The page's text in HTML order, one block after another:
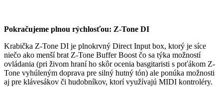
Pokračujeme plnou rýchlosťou: Z-Tone DI
Krabička Z-Tone DI je plnokrvný Direct Input box, ktorý je síce
niečo ako menší brat Z-Tone Buffer Boost čo sa týka možností
ovládania (pri živom hraní ho skôr ocenia basgitaristi s poťákom Z-
Tone vyhúleným doprava pre silný hutný tón) ale ponúka možnosti
aj pre klávesákov či hudobníkov, ktorí využívajú MIDI kontroléry.